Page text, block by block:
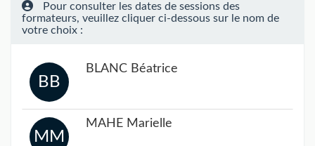
Pour consulter les dates de sessions des
formateurs, veuillez cliquer ci-dessous sur le nom de
votre choix :
BB
BLANC Béatrice
MM
MAHE Marielle